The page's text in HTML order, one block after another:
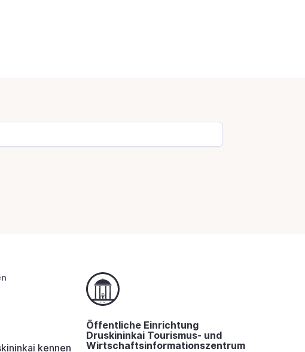
kennen
Öffentliche Einrichtung
Druskininkai Tourismus- und
Wirtschaftsinformationszentrum